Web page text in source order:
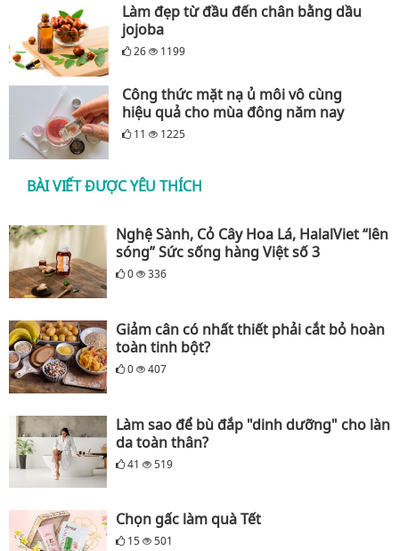
Làm đẹp từ đầu đến chân bằng dầu
jojoba
26 1199
Công thức mặt nạ ủ môi vô cùng
hiệu quả cho mùa đông năm nay
11 1225
BÀI VIẾT ĐƯỢC YÊU THÍCH
Nghệ Sành, Cỏ Cây Hoa Lá, HalalViet “lên
sóng” Sức sống hàng Việt số 3
0 336
Giảm cân có nhất thiết phải cắt bỏ hoàn
toàn tinh bột?
0 407
Làm sao để bù đắp "dinh dưỡng" cho làn
da toàn thân?
41 519
Chọn gấc làm quà Tết
15 501